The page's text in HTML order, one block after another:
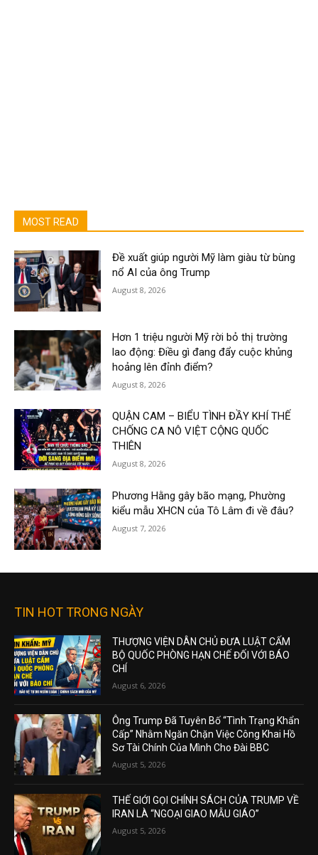
MOST READ
Đề xuất giúp người Mỹ làm giàu từ bùng
nổ AI của ông Trump
August 8, 2026
Hơn 1 triệu người Mỹ rời bỏ thị trường
lao động: Điều gì đang đẩy cuộc khủng
hoảng lên đỉnh điểm?
August 8, 2026
QUẬN CAM – BIỂU TÌNH ĐẦY KHÍ THẾ
CHỐNG CA NÔ VIỆT CỘNG QUỐC
THIÊN
August 8, 2026
Phương Hằng gây bão mạng, Phường
kiểu mẫu XHCN của Tô Lâm đi về đâu?
August 7, 2026
TIN HOT TRONG NGÀY
THƯỢNG VIỆN DÂN CHỦ ĐƯA LUẬT CẤM
BỘ QUỐC PHÒNG HẠN CHẾ ĐỐI VỚI BÁO
CHÍ
August 6, 2026
Ông Trump Đã Tuyên Bố “Tình Trạng Khẩn
Cấp” Nhằm Ngăn Chặn Việc Công Khai Hồ
Sơ Tài Chính Của Mình Cho Đài BBC
August 5, 2026
THẾ GIỚI GỌI CHÍNH SÁCH CỦA TRUMP VỀ
IRAN LÀ “NGOẠI GIAO MẪU GIÁO”
August 5, 2026